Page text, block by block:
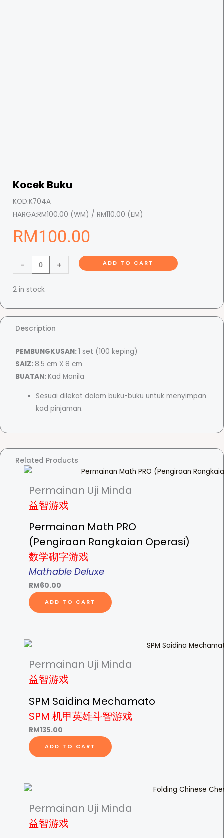
Kocek Buku
KOD:K704A
HARGA:RM100.00 (WM) / RM110.00 (EM)
RM100.00
-
o
c
k
B
u
q
t
y
+ ADD TO CART
2 in stock
Description
PEMBUNGKUSAN:1 set (100 keping)
SAIZ: 8.5 cm X 8 cm
BUATAN:Kad Manila
Sesuai dilekat dalam buku-buku untuk menyimpan
kad pinjaman.
Related Products
Permainan Uji Minda
益智游戏
Permainan Math PRO
(Pengiraan Rangkaian Operasi)
数学砌字游戏
Mathable Deluxe
RM60.00
ADD TO CART
Permainan Uji Minda
益智游戏
SPM Saidina Mechamato
SPM 机甲英雄斗智游戏
RM135.00
ADD TO CART
Permainan Uji Minda
益智游戏